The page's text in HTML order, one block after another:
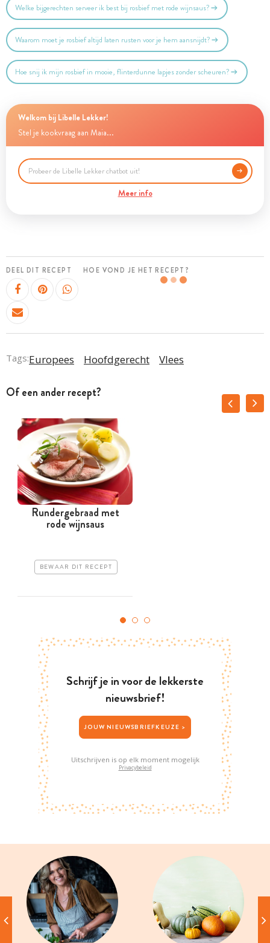
Welke bijgerechten serveer ik best bij rosbief met rode wijnsaus?
Waarom moet je rosbief altijd laten rusten voor je hem aansnijdt?
Hoe snij ik mijn rosbief in mooie, flinterdunne lapjes zonder scheuren?
Welkom bij Libelle Lekker!
Stel je kookvraag aan Maia...
Meer info
DEEL DIT RECEPT HOE VOND JE HET RECEPT?
Tags:Europees Hoofdgerecht Vlees
Of een ander recept?
Rundergebraad met
rode wijnsaus
BEWAAR DIT RECEPT
Schrijf je in voor de lekkerste
nieuwsbrief!
JOUW NIEUWSBRIEFKEUZE >
Uitschrijven is op elk moment mogelijk
Privacybeleid